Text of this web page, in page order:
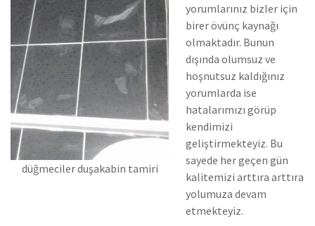
düğmeciler duşakabin tamiri
yorumlarınız bizler için
birer övünç kaynağı
olmaktadır. Bunun
dışında olumsuz ve
hoşnutsuz kaldığınız
yorumlarda ise
hatalarımızı görüp
kendimizi
geliştirmekteyiz. Bu
sayede her geçen gün
kalitemizi arttıra arttıra
yolumuza devam
etmekteyiz.